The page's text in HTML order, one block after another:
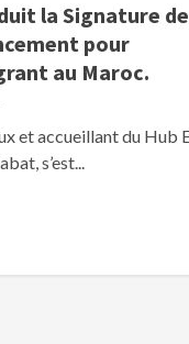
la Signature
pour
au Maroc.
et accueillant du Hub
s’est...